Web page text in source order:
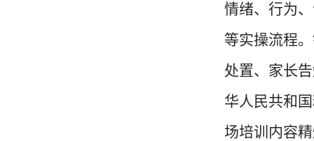
情绪、行为
等实操流程
处置、家长
华人民共和
场培训内容